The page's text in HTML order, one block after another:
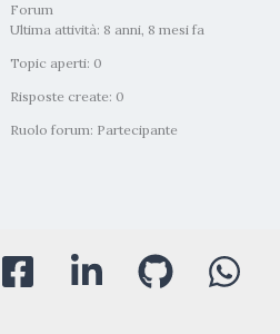
Forum
Ultima attività: 8 anni, 8 mesi fa
Topic aperti: 0
Risposte create: 0
Ruolo forum: Partecipante